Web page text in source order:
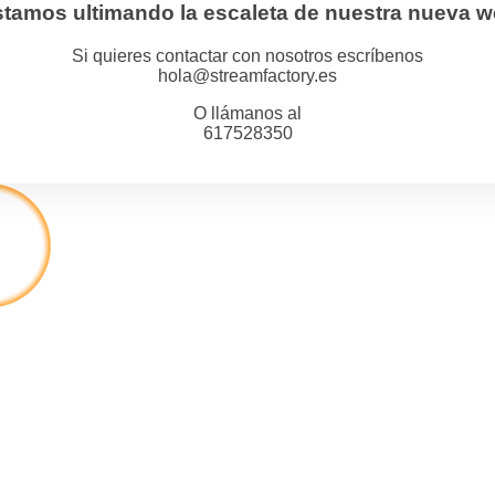
ultimando la escaleta de nuestra nueva
Si quieres contactar con nosotros escríbenos
hola@streamfactory.es
O llámanos al
617528350